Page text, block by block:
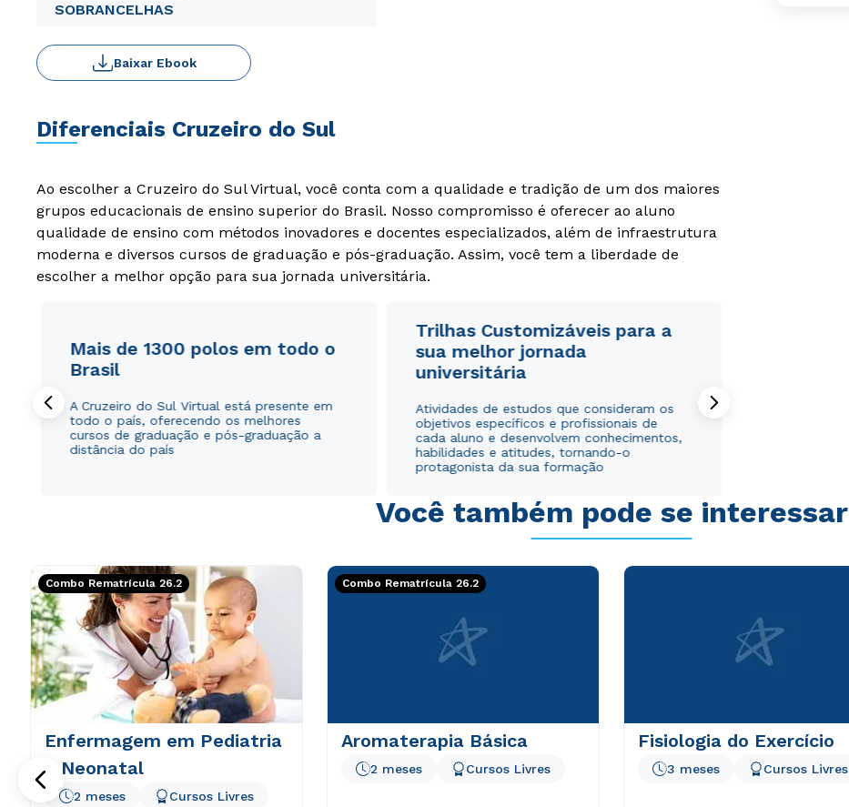
SOBRANCELHAS
Baixar Ebook
Diferenciais Cruzeiro do Sul
Ao escolher a Cruzeiro do Sul Virtual, você conta com a qualidade e tradição de um dos maiores
grupos educacionais de ensino superior do Brasil. Nosso compromisso é oferecer ao aluno
qualidade de ensino com métodos inovadores e docentes especializados, além de infraestrutura
moderna e diversos cursos de graduação e pós-graduação. Assim, você tem a liberdade de
escolher a melhor opção para sua jornada universitária.
Mais de 1300 polos em todo o
Brasil
A Cruzeiro do Sul Virtual está presente em
todo o país, oferecendo os melhores
cursos de graduação e pós-graduação a
distância do país
Trilhas Customizáveis para a
sua melhor jornada
universitária
Atividades de estudos que consideram os
objetivos específicos e profissionais de
cada aluno e desenvolvem conhecimentos,
habilidades e atitudes, tornando-o
protagonista da sua formação
Você também pode se interessar
Combo Rematrícula 26.2
Enfermagem em Pediatria
e Neonatal
2 meses Cursos Livres
Combo Rematrícula 26.2
Aromaterapia Básica
2 meses Cursos Livres
Fisiologia do Exercício
3 meses Cursos Livres
Estou de acordo com aPolítica de Privacidade.
autorizo que meus dados sejam utilizados para o
Estou de acordo com aPolítica de Privacidade.
autorizo que meus dados sejam utilizados para o